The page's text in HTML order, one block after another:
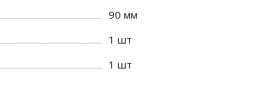
90 мм
1 шт
1 шт